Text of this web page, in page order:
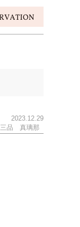
2023.12.29
三品 真璃那